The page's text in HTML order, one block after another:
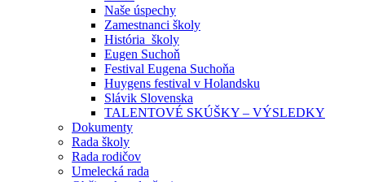
Naše úspechy
Zamestnanci školy
História školy
Eugen Suchoň
Festival Eugena Suchoňa
Huygens festival v Holandsku
Slávik Slovenska
TALENTOVÉ SKÚŠKY – VÝSLEDKY
Dokumenty
Rada školy
Rada rodičov
Umelecká rada